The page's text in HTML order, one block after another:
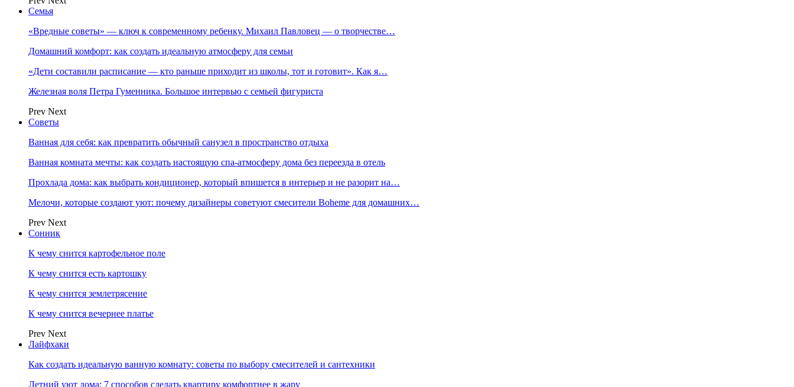
Семья
«Вредные советы» — ключ к современному ребенку. Михаил Павловец — о творчестве…
Домашний комфорт: как создать идеальную атмосферу для семьи
«Дети составили расписание — кто раньше приходит из школы, тот и готовит». Как я…
Железная воля Петра Гуменника. Большое интервью с семьей фигуриста
Prev Next
Советы
Ванная для себя: как превратить обычный санузел в пространство отдыха
Ванная комната мечты: как создать настоящую спа-атмосферу дома без переезда в отель
Прохлада дома: как выбрать кондиционер, который впишется в интерьер и не разорит на…
Мелочи, которые создают уют: почему дизайнеры советуют смесители Boheme для домашних…
Prev Next
Сонник
К чему снится картофельное поле
К чему снится есть картошку
К чему снится землетрясение
К чему снится вечернее платье
Prev Next
Лайфхаки
Как создать идеальную ванную комнату: советы по выбору смесителей и сантехники
Летний уют дома: 7 способов сделать квартиру комфортнее в жару